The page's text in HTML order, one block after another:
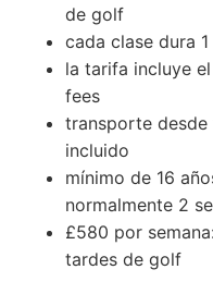
de golf
cada clase dura 1
la tarifa incluye
fees
transporte
incluido
mínimo de 16
normalmente 2
£580 por
tardes de golf